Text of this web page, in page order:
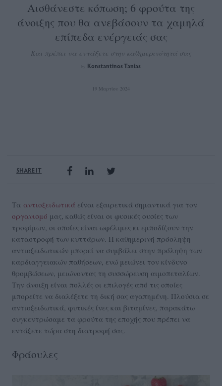
Αισθάνεστε κόπωση; 6 φρούτα της
άνοιξης που θα ανεβάσουν τα χαμηλά
επίπεδα ενέργειάς σας
Και πρέπει να εντάξετε στην καθημερινότητά σας
Konstantinos Tanias
19 Μαρτίου 2024
SHARE IT
Τα αντιοξειδωτικά είναι εξαιρετικά σημαντικά για τον
οργανισμό μας, καθώς είναι οι φυσικές ουσίες των
τροφίμων, οι οποίες είναι ωφέλιμες κι εμποδίζουν την
καταστροφή των κυττάρων. H καθημερινή πρόσληψη
αντιοξειδωτικών μπορεί να συμβάλει στην πρόληψη των
καρδιαγγειακών παθήσεων, ενώ μειώνει τον κίνδυνο
θρομβώσεων, μειώνοντας τη συσσώρευση αιμοπεταλίων.
Την άνοιξη είναι πολλές οι επιλογές από τις οποίες
μπορείτε να διαλέξετε τη δική σας αγαπημένη. Πλούσια σε
αντιοξειδωτικά, φυτικές ίνες και βιταμίνες, παρακάτω
συγκεντρώσαμε τα φρούτα της εποχής που πρέπει να
εντάξετε τώρα στη διατροφή σας.
Φράουλες